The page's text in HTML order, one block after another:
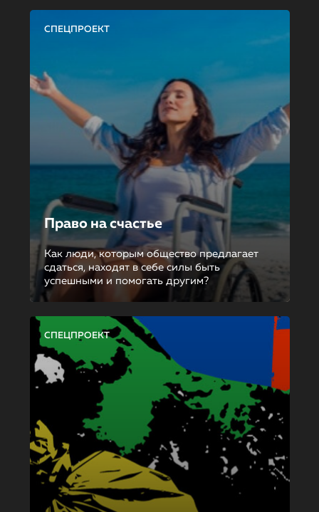
СПЕЦПРОЕКТ
Право на счастье
Как люди, которым общество предлагает
сдаться, находят в себе силы быть
успешными и помогать другим?
СПЕЦПРОЕКТ